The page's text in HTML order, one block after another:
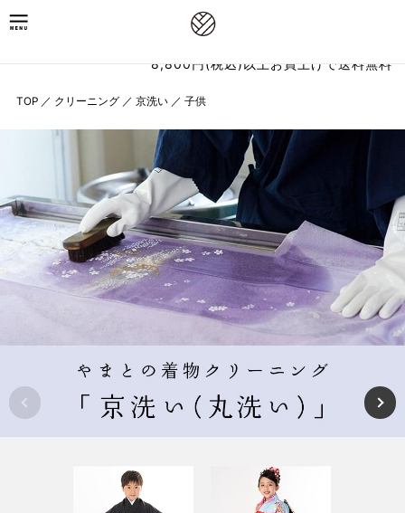
8,800円(税込)以上お買上げで送料無料
TOP ／ クリーニング ／ 京洗い ／ 子供